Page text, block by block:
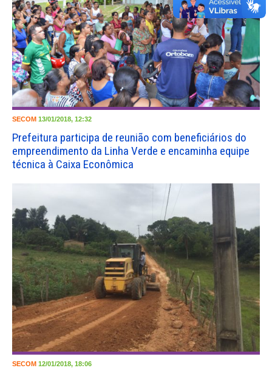
SECOM 13/01/2018, 12:32
Prefeitura participa de reunião com beneficiários do
empreendimento da Linha Verde e encaminha equipe
técnica à Caixa Econômica
SECOM 12/01/2018, 18:06